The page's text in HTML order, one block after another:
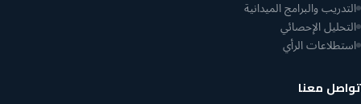
التدريب والبرامج الميدانية
التحليل الإحصائي
استطلاعات الرأي
تواصل معنا